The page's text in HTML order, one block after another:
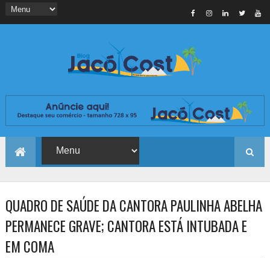
QUADRO DE SAÚDE DA CANTORA PAULINHA ABELHA
PERMANECE GRAVE; CANTORA ESTÁ INTUBADA E
EM COMA